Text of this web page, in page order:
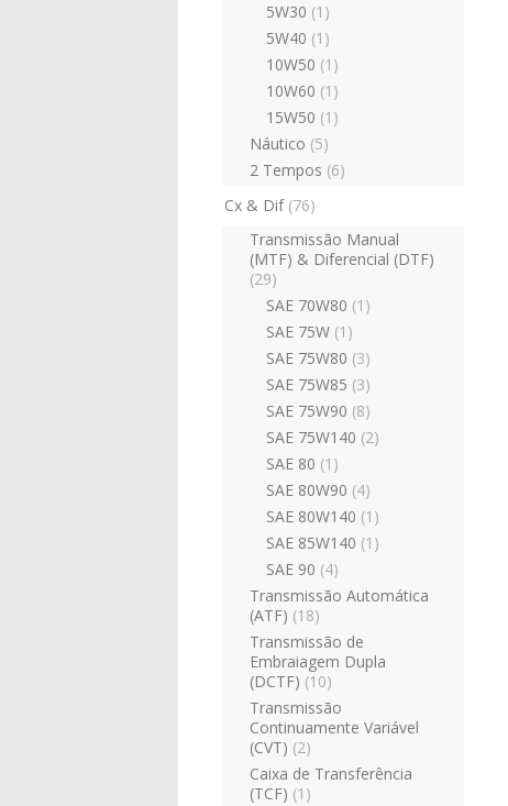
5W30 (1)
5W40 (1)
10W50 (1)
10W60 (1)
15W50 (1)
Náutico (5)
2 Tempos (6)
Cx & Dif (76)
Transmissão Manual
(MTF) & Diferencial (DTF)
(29)
SAE 70W80 (1)
SAE 75W (1)
SAE 75W80 (3)
SAE 75W85 (3)
SAE 75W90 (8)
SAE 75W140 (2)
SAE 80 (1)
SAE 80W90 (4)
SAE 80W140 (1)
SAE 85W140 (1)
SAE 90 (4)
Transmissão Automática
(ATF) (18)
Transmissão de
Embraiagem Dupla
(DCTF) (10)
Transmissão
Continuamente Variável
(CVT) (2)
Caixa de Transferência
(TCF) (1)